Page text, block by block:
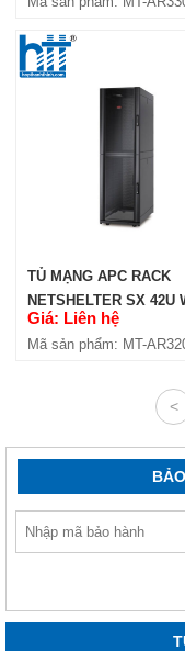
TRẮNG (AR3300W)
TỦ MẠNG APC RACK
NETSHELTER SX 42U
D1070 (AR3200)
Giá: Liên hệ
Mã sản phẩm: MT-
<